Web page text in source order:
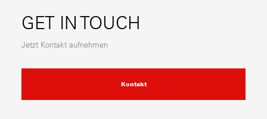
GET IN TOUCH
Jetzt Kontakt aufnehmen
Kontakt